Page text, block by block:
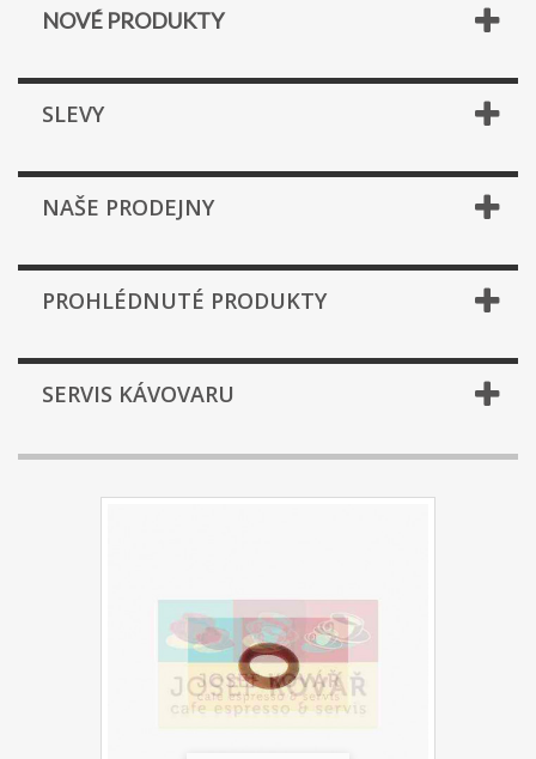
NOVÉ PRODUKTY
SLEVY
NAŠE PRODEJNY
PROHLÉDNUTÉ PRODUKTY
SERVIS KÁVOVARU